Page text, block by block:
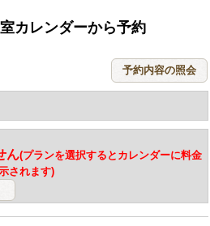
カレンダーから予約
ん(プランを選択するとカレンダーに料金
されます)